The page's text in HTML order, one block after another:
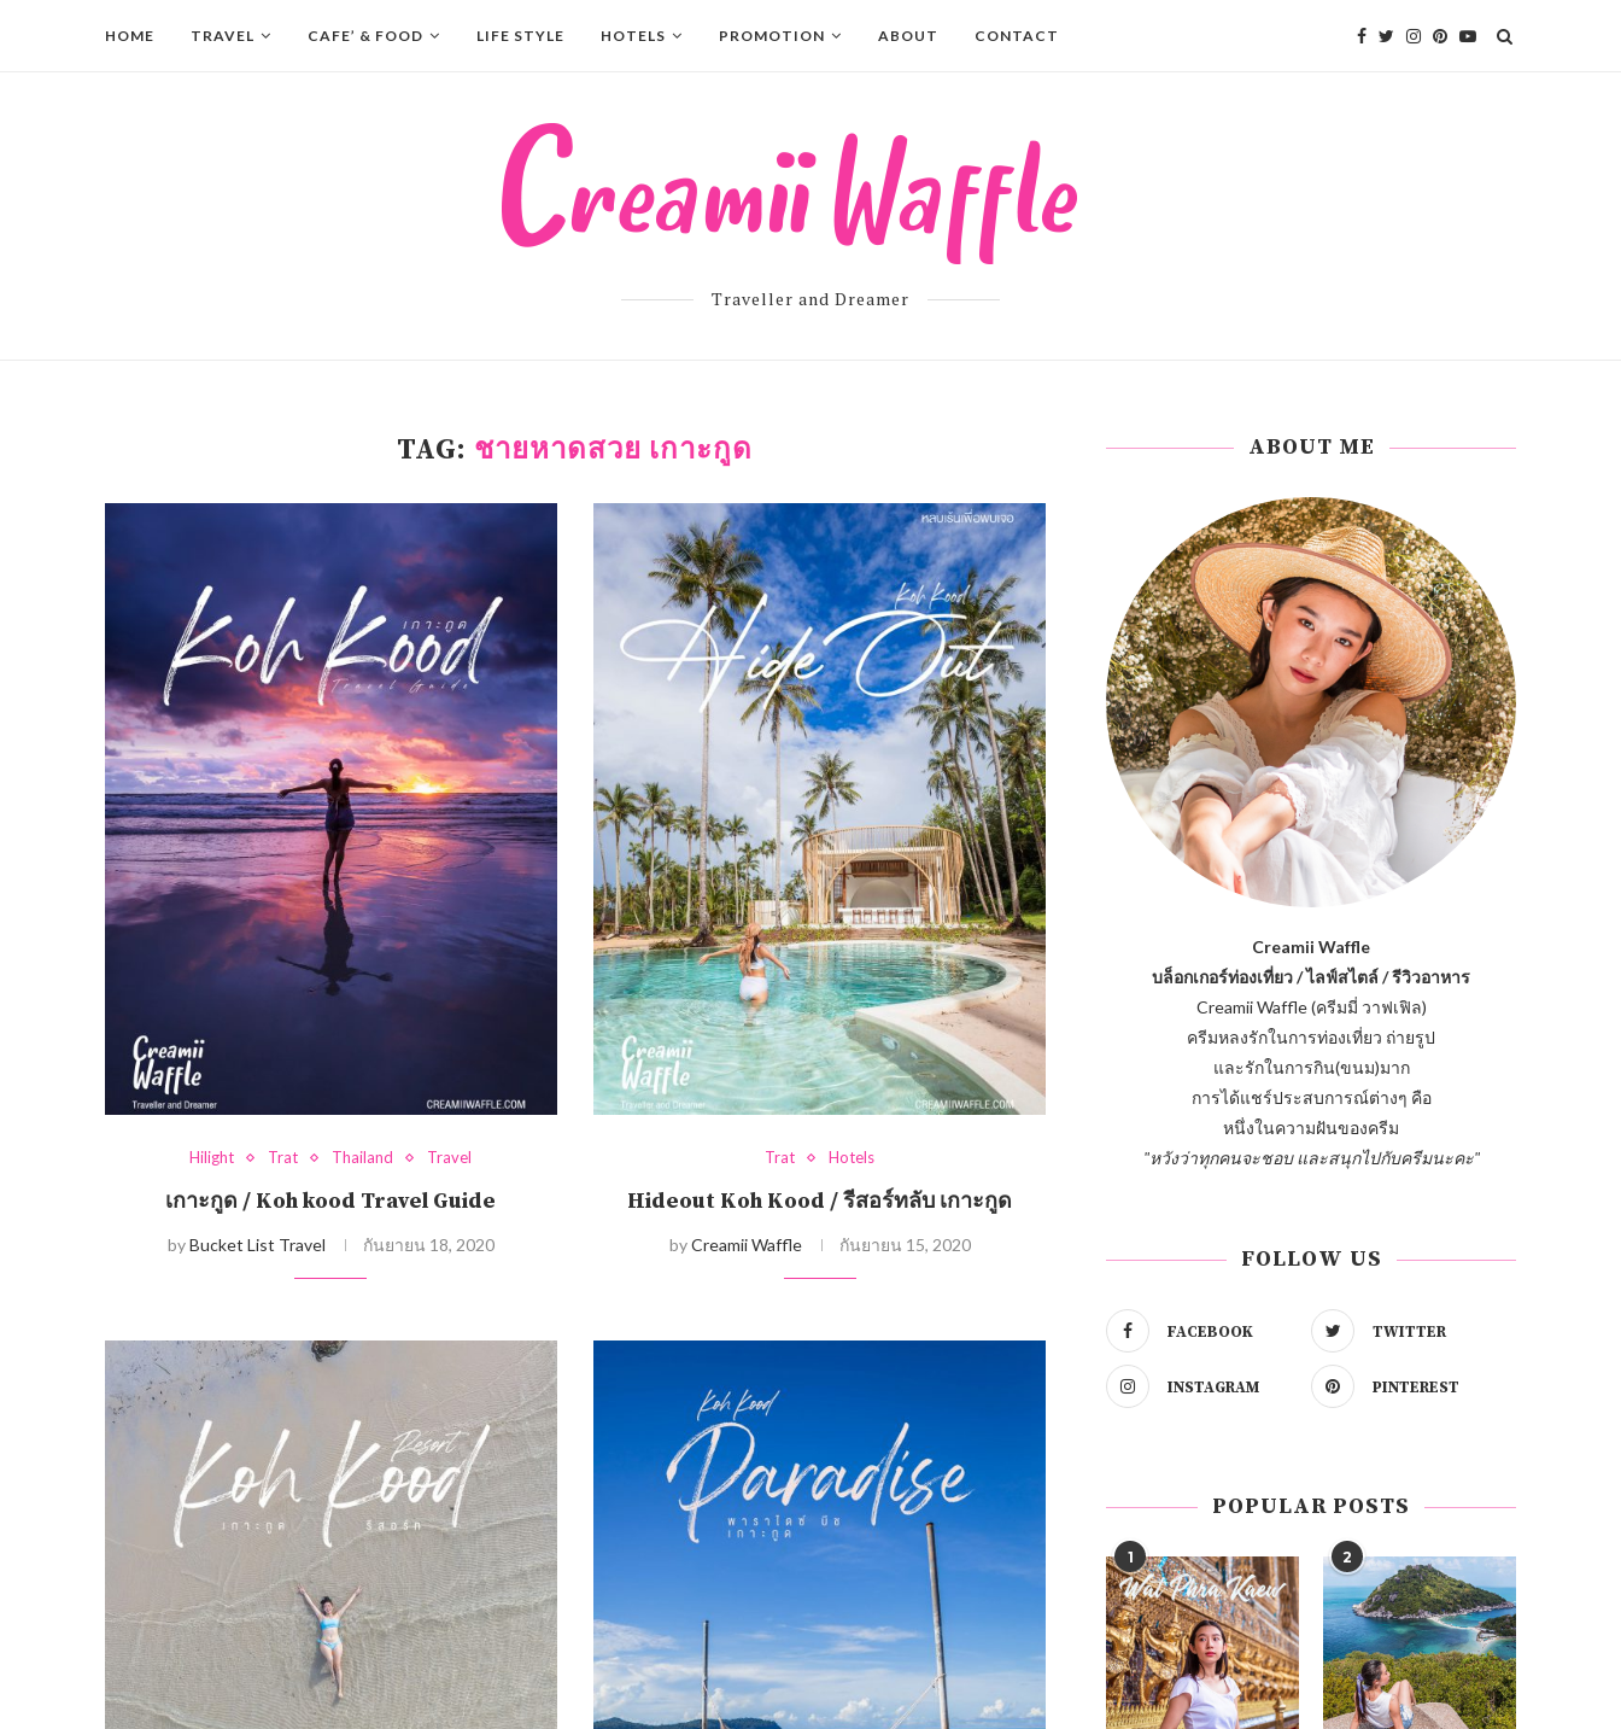
HOME TRAVEL CAFE’ & FOOD LIFE STYLE HOTELS PROMOTION ABOUT CONTACT
Traveller and Dreamer
TAG: ชายหาดสวย เกาะกูด
Hilight Trat Thailand Travel
เกาะกูด / Koh kood Travel Guide
byBucket List Travel กันยายน 18, 2020
Trat Hotels
Hideout Koh Kood / รีสอร์ทลับ เกาะกูด
byCreamii Waffle กันยายน 15, 2020
ABOUT ME
Creamii Waffle
บล็อกเกอร์ท่องเที่ยว / ไลฟ์สไตล์ / รีวิวอาหาร
Creamii Waffle (ครีมมี่ วาฟเฟิล)
ครีมหลงรักในการท่องเที่ยว ถ่ายรูป
และรักในการกิน(ขนม)มาก
การได้แชร์ประสบการณ์ต่างๆ คือ
หนึ่งในความฝันของครีม
"หวังว่าทุกคนจะชอบ และสนุกไปกับครีมนะคะ"
FOLLOW US
FACEBOOK TWITTER
INSTAGRAM PINTEREST
POPULAR POSTS
1 2